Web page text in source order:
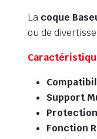
La coque
ou de
Support
Fonction